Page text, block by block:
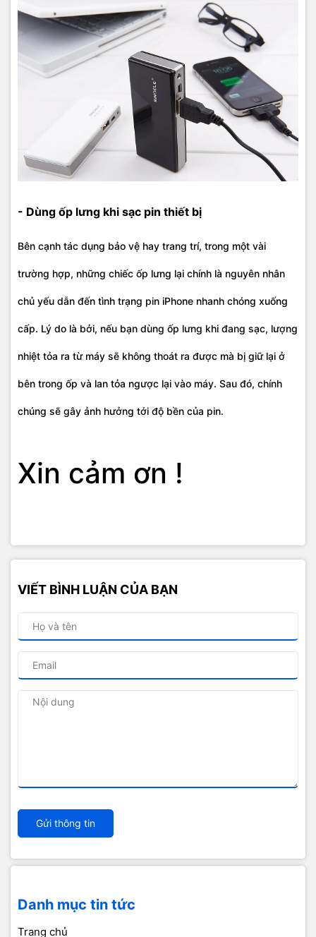
- Dùng ốp lưng khi sạc pin thiết bị
Bên cạnh tác dụng bảo vệ hay trang trí, trong một vài
trường hợp, những chiếc ốp lưng lại chính là nguyên nhân
chủ yếu dẫn đến tình trạng pin iPhone nhanh chóng xuống
cấp. Lý do là bởi, nếu bạn dùng ốp lưng khi đang sạc, lượng
nhiệt tỏa ra từ máy sẽ không thoát ra được mà bị giữ lại ở
bên trong ốp và lan tỏa ngược lại vào máy. Sau đó, chính
chúng sẽ gây ảnh hưởng tới độ bền của pin.
Xin cảm ơn !
VIẾT BÌNH LUẬN CỦA BẠN
Gửi thông tin
Danh mục tin tức
Trang chủ